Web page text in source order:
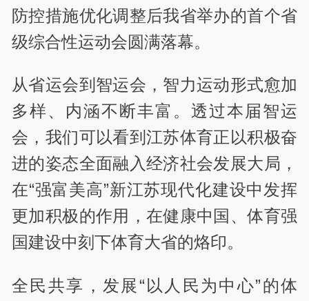
防控措施优化调整后我省举办的首个省
级综合性运动会圆满落幕。
从省运会到智运会，智力运动形式愈加
多样、内涵不断丰富。透过本届智运
会，我们可以看到江苏体育正以积极奋
进的姿态全面融入经济社会发展大局，
在“强富美高”新江苏现代化建设中发挥
更加积极的作用，在健康中国、体育强
国建设中刻下体育大省的烙印。
全民共享，发展“以人民为中心”的体